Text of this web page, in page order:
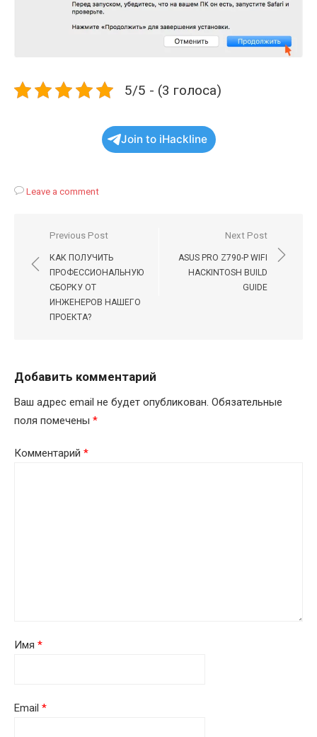
5/5 - (3 голоса)
Join to iHackline
Leave a comment
Навигация
по
записям
Previous Post
КАК ПОЛУЧИТЬ
ПРОФЕССИОНАЛЬНУЮ
СБОРКУ ОТ
ИНЖЕНЕРОВ НАШЕГО
ПРОЕКТА?
Next Post
ASUS PRO Z790-P WIFI
HACKINTOSH BUILD
GUIDE
Добавить комментарий
Ваш адрес email не будет опубликован. Обязательные
поля помечены *
Комментарий *
Имя *
Email *